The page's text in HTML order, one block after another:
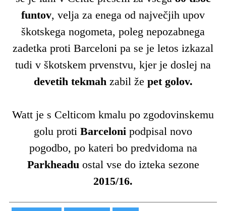
funtov, velja za enega od največjih upov
škotskega nogometa, poleg nepozabnega
zadetka proti Barceloni pa se je letos izkazal
tudi v škotskem prvenstvu, kjer je doslej na
devetih tekmah zabil že pet golov.
Watt je s Celticom kmalu po zgodovinskemu
golu proti Barceloni podpisal novo
pogodbo, po kateri bo predvidoma na
Parkheadu ostal vse do izteka sezone
2015/16.